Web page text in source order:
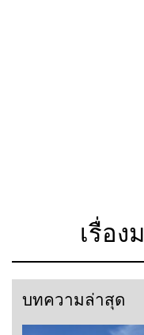
เรื่อง
บทความล่าสุด